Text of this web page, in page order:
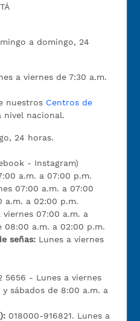
a domingo, 24
a viernes de 7:30 a.m.
nuestros Centros de
nivel nacional.
24 horas.
- Instagram)
a.m. a 07:00 p.m.
07:00 a.m. a 07:00
a.m. a 02:00 p.m.
viernes 07:00 a.m. a
08:00 a.m. a 02:00 p.m.
señas: Lunes a viernes
5656 - Lunes a viernes
sábados de 8:00 a.m. a
018000-916821. Lunes a